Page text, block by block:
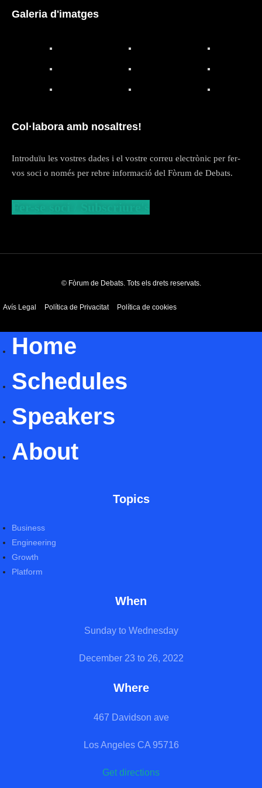
Galeria d'imatges
Col·labora amb nosaltres!
Introduïu les vostres dades i el vostre correu electrònic per fer-
vos soci o només per rebre informació del Fòrum de Debats.
© Fòrum de Debats. Tots els drets reservats.
Avís Legal Política de Privacitat Política de cookies
Home
Schedules
Speakers
About
Topics
Business
Engineering
Growth
Platform
When
Sunday to Wednesday
December 23 to 26, 2022
Where
467 Davidson ave
Los Angeles CA 95716
Get directions